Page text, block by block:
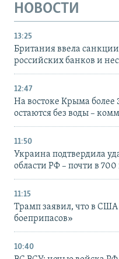
НОВОСТИ
13:25
Британия ввела
российских банков и
12:47
На востоке Крыма более
остаются без воды –
11:50
Украина подтвердила
области РФ – почти в
11:15
Трамп заявил, что в
боеприпасов»
10:40